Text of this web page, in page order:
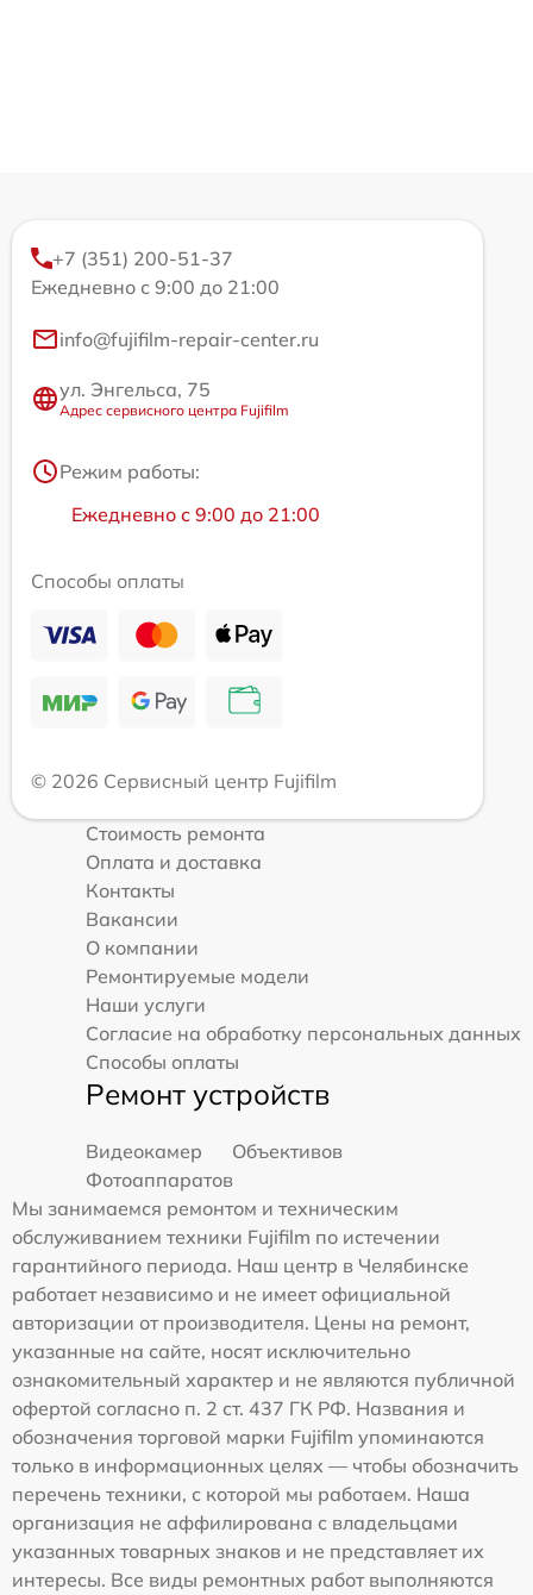
+7 (351) 200-51-37
Ежедневно с 9:00 до 21:00
info@fujifilm-repair-center.ru
ул. Энгельса, 75
Адрес сервисного центра Fujifilm
Режим работы:
Ежедневно с 9:00 до 21:00
Способы оплаты
© 2026 Сервисный центр Fujifilm
Стоимость ремонта
Оплата и доставка
Контакты
Вакансии
О компании
Ремонтируемые модели
Наши услуги
Согласие на обработку персональных данных
Способы оплаты
Ремонт устройств
Видеокамер
Объективов
Фотоаппаратов
Мы занимаемся ремонтом и техническим
обслуживанием техники Fujifilm по истечении
гарантийного периода. Наш центр в Челябинске
работает независимо и не имеет официальной
авторизации от производителя. Цены на ремонт,
указанные на сайте, носят исключительно
ознакомительный характер и не являются публичной
офертой согласно п. 2 ст. 437 ГК РФ. Названия и
обозначения торговой марки Fujifilm упоминаются
только в информационных целях — чтобы обозначить
перечень техники, с которой мы работаем. Наша
организация не аффилирована с владельцами
указанных товарных знаков и не представляет их
интересы. Все виды ремонтных работ выполняются